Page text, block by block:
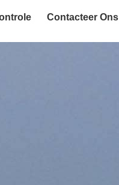
Contacteer Ons